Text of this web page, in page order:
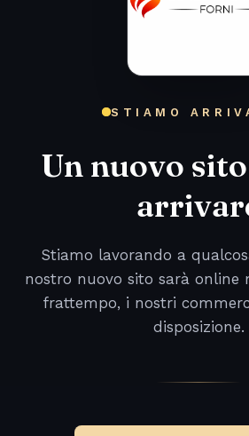
STIAMO
Un nuovo
Stiamo lavorando a
nostro nuovo sito sarà online
frattempo, i nostri
disposizione.